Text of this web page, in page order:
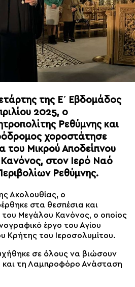
της Ε΄ Εβδομάδος
2025, ο
Ρεθύμνης και
χοροστάτησε
του Μικρού Αποδείπνου
στον Ιερό Ναό
Ρεθύμνης.
Ακολουθίας, ο
στα θεσπέσια και
Μεγάλου Κανόνος, ο οποίος
έργο του Αγίου
Κρήτης του Ιεροσολυμίτου.
σε όλους να βιώσουν
και τη Λαμπροφόρο Ανάσταση